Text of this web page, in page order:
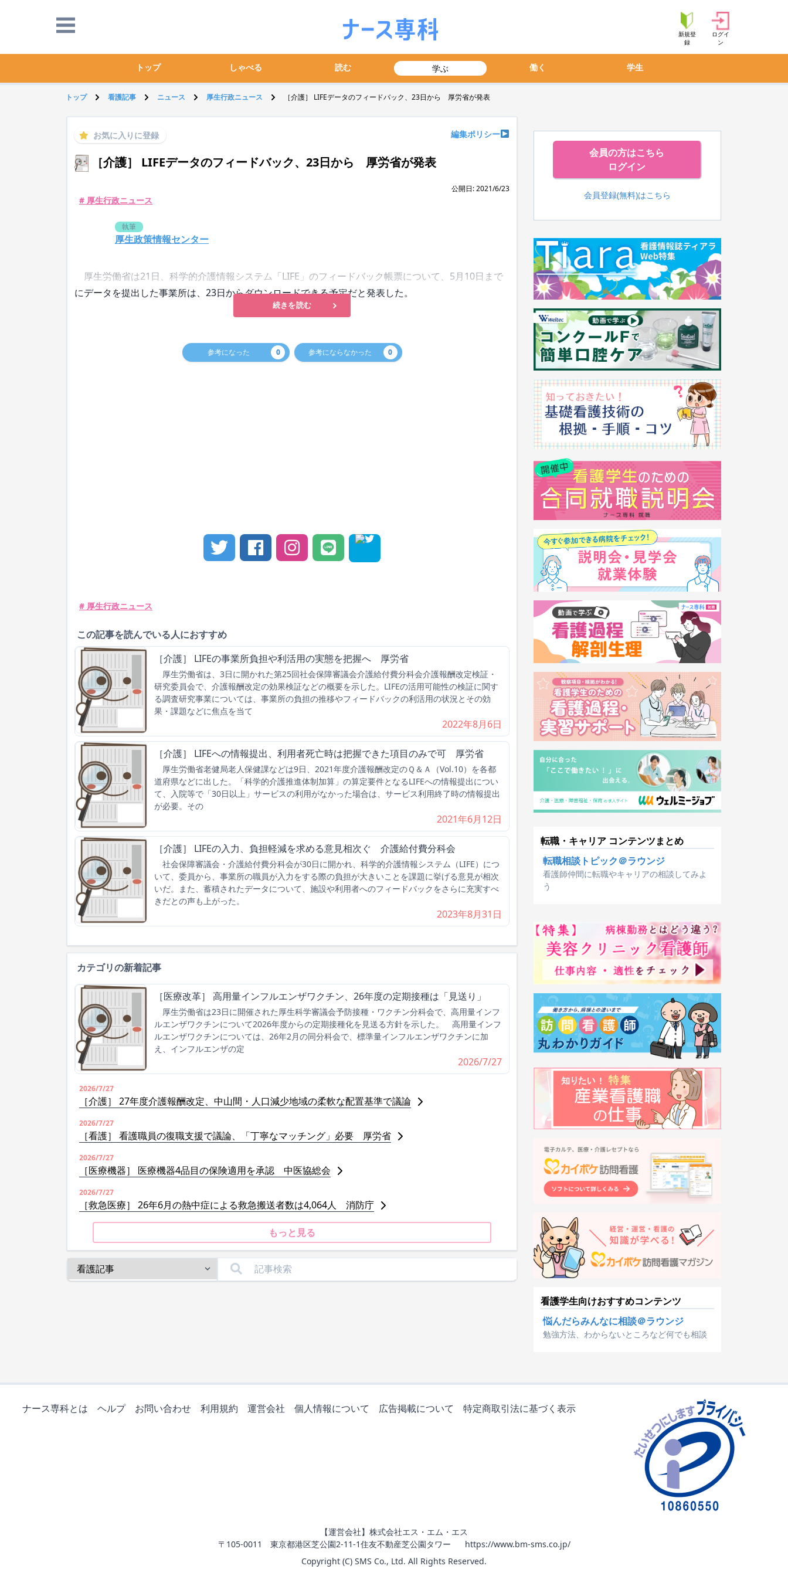
新規登
録
ログイ
ン
トップ しゃべる 読む 学ぶ 働く 学生
トップ 看護記事 ニュース 厚生行政ニュース ［介護］ LIFEデータのフィードバック、23日から 厚労省が発表
お気に入りに登録 編集ポリシー
［介護］ LIFEデータのフィードバック、23日から 厚労省が発表
公開日: 2021/6/23
# 厚生行政ニュース
執筆
厚生政策情報センター
厚生労働省は21日、科学的介護情報システム「LIFE」のフィードバック帳票について、5月10日まで
にデータを提出した事業所は、23日からダウンロードできる予定だと発表した。
続きを読む
参考になった 0 参考にならなかった 0
# 厚生行政ニュース
この記事を読んでいる人におすすめ
［介護］ LIFEの事業所負担や利活用の実態を把握へ 厚労省
厚生労働省は、3日に開かれた第25回社会保障審議会介護給付費分科会介護報酬改定検証・
研究委員会で、介護報酬改定の効果検証などの概要を示した。LIFEの活用可能性の検証に関す
る調査研究事業については、事業所の負担の推移やフィードバックの利活用の状況とその効
果・課題などに焦点を当て
2022年8月6日
［介護］ LIFEへの情報提出、利用者死亡時は把握できた項目のみで可 厚労省
厚生労働省老健局老人保健課などは9日、2021年度介護報酬改定のＱ＆Ａ（Vol.10）を各都
道府県などに出した。「科学的介護推進体制加算」の算定要件となるLIFEへの情報提出につい
て、入院等で「30日以上」サービスの利用がなかった場合は、サービス利用終了時の情報提出
が必要。その
2021年6月12日
［介護］ LIFEの入力、負担軽減を求める意見相次ぐ 介護給付費分科会
社会保障審議会・介護給付費分科会が30日に開かれ、科学的介護情報システム（LIFE）につ
いて、委員から、事業所の職員が入力をする際の負担が大きいことを課題に挙げる意見が相次
いだ。また、蓄積されたデータについて、施設や利用者へのフィードバックをさらに充実すべ
きだとの声も上がった。
2023年8月31日
カテゴリの新着記事
［医療改革］ 高用量インフルエンザワクチン、26年度の定期接種は「見送り」
厚生労働省は23日に開催された厚生科学審議会予防接種・ワクチン分科会で、高用量インフ
ルエンザワクチンについて2026年度からの定期接種化を見送る方針を示した。 高用量インフ
ルエンザワクチンについては、26年2月の同分科会で、標準量インフルエンザワクチンに加
え、インフルエンザの定
2026/7/27
2026/7/27
［介護］ 27年度介護報酬改定、中山間・人口減少地域の柔軟な配置基準で議論
2026/7/27
［看護］ 看護職員の復職支援で議論、「丁寧なマッチング」必要 厚労省
2026/7/27
［医療機器］ 医療機器4品目の保険適用を承認 中医協総会
2026/7/27
［救急医療］ 26年6月の熱中症による救急搬送者数は4,064人 消防庁
もっと見る
会員の方はこちら
ログイン
会員登録(無料)はこちら
転職・キャリア コンテンツまとめ
転職相談トピック＠ラウンジ
看護師仲間に転職やキャリアの相談してみよ
う
看護学生向けおすすめコンテンツ
悩んだらみんなに相談＠ラウンジ
勉強方法、わからないところなど何でも相談
ナース専科とは ヘルプ お問い合わせ 利用規約 運営会社 個人情報について 広告掲載について 特定商取引法に基づく表示
【運営会社】株式会社エス・エム・エス
〒105-0011 東京都港区芝公園2-11-1住友不動産芝公園タワー
https://www.bm-sms.co.jp/
Copyright (C) SMS Co., Ltd. All Rights Reserved.